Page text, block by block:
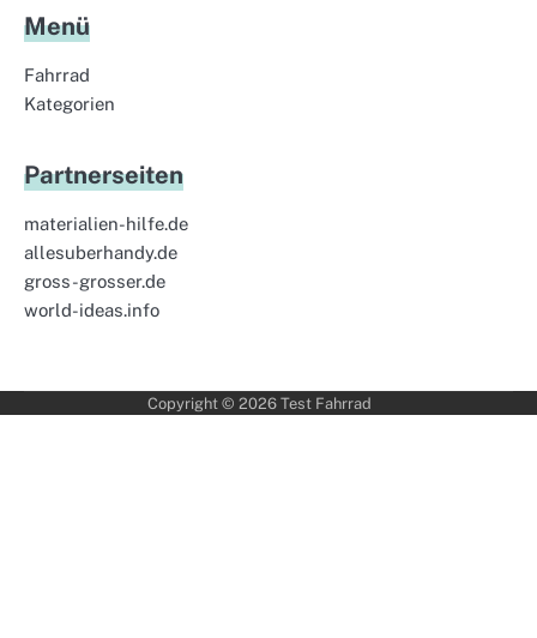
Menü
Fahrrad
Kategorien
Partnerseiten
materialien-hilfe.de
allesuberhandy.de
gross-grosser.de
world-ideas.info
Copyright © 2026 Test Fahrrad